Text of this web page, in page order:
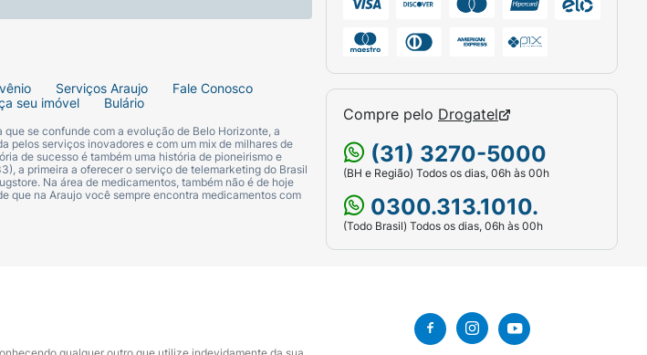
. Adicione este item essencial à sua rotina de cuidados e prepare-se
Serviços Araujo
Fale Conosco
seu imóvel Bulário
se confunde com a evolução de Belo Horizonte, a
pelos serviços inovadores e com um mix de milhares de
de sucesso é também uma história de pioneirismo e
a primeira a oferecer o serviço de telemarketing do Brasil
Na área de medicamentos, também não é de hoje
que na Araujo você sempre encontra medicamentos com
Compre pelo Drogatel
(31) 3270-5000
(BH e Região) Todos os dias, 06h às 00h
0300.313.1010.
(Todo Brasil) Todos os dias, 06h às 00h